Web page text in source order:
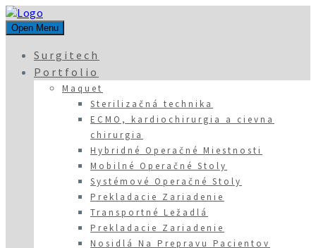
Open Menu
Surgitech
Portfolio
Maquet
Sterilizačná technika
ECMO, kardiochirurgia a cievna
chirurgia
Hybridné Operačné Miestnosti
Mobilné Operačné Stoly
Systémové Operačné Stoly
Prekladacie Zariadenie
Transportné Ležadlá
Prekladacie Zariadenie
Nosidlá Na Prepravu Pacientov